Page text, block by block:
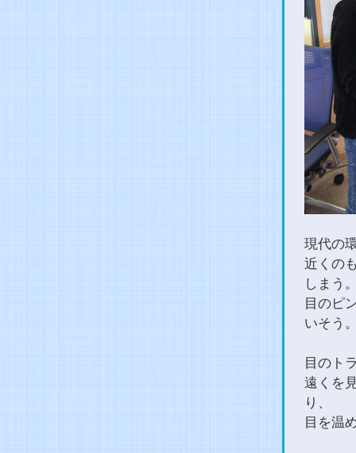
現代の
近くの
しまう
目のピ
いそう
目のト
遠くを
り、
目を温